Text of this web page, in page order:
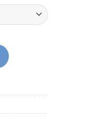
700mm quantità